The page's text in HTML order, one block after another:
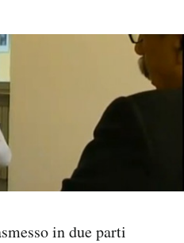
Altrecose
in due parti